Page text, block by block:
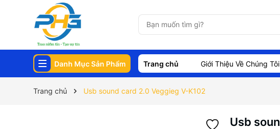
Danh Mục Sản Phẩm Trang chủ Giới Thiệu Về Chúng Tôi
Trang chủ Usb sound card 2.0 Veggieg V-K102
Usb